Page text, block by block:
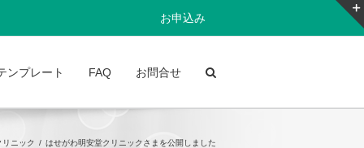
お申込み
ンプレート FAQ お問合せ
リニック / はせがわ明安堂クリニックさまを公開しました